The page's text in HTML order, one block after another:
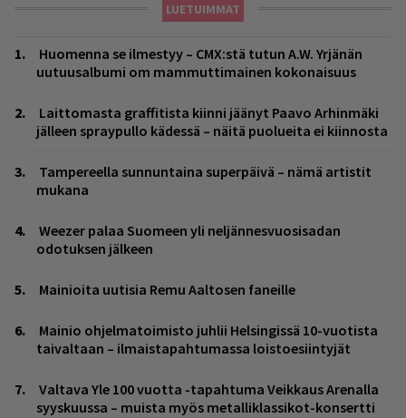
LUETUIMMAT
Huomenna se ilmestyy – CMX:stä tutun A.W. Yrjänän
uutuusalbumi om mammuttimainen kokonaisuus
Laittomasta graffitista kiinni jäänyt Paavo Arhinmäki
jälleen spraypullo kädessä – näitä puolueita ei kiinnosta
Tampereella sunnuntaina superpäivä – nämä artistit
mukana
Weezer palaa Suomeen yli neljännesvuosisadan
odotuksen jälkeen
Mainioita uutisia Remu Aaltosen faneille
Mainio ohjelmatoimisto juhlii Helsingissä 10-vuotista
taivaltaan – ilmaistapahtumassa loistoesiintyjät
Valtava Yle 100 vuotta -tapahtuma Veikkaus Arenalla
syyskuussa – muista myös metalliklassikot-konsertti